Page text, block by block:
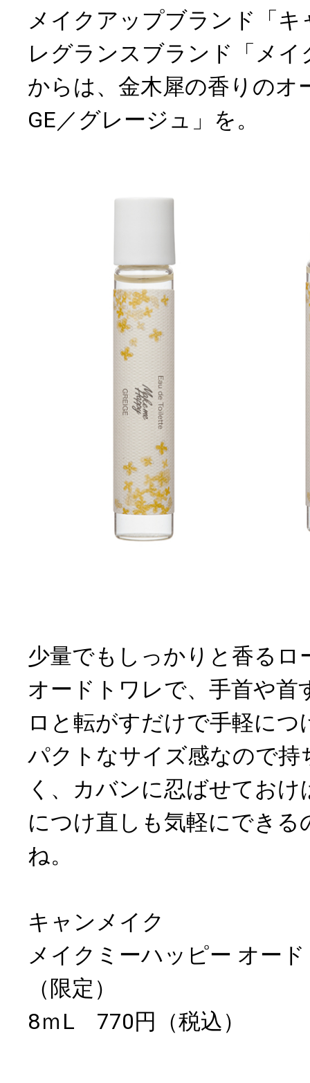
メイクアップブランド「
レグランスブランド「メ
からは、金木犀の香りのオ
GE／グレージュ」を。
少量でもしっかりと香るロ
オードトワレで、手首や首
ロと転がすだけで手軽に
パクトなサイズ感なので持
く、カバンに忍ばせてお
につけ直しも気軽にできる
ね。
キャンメイク
メイクミーハッピー オー
（限定）
8ｍL 770円（税込）